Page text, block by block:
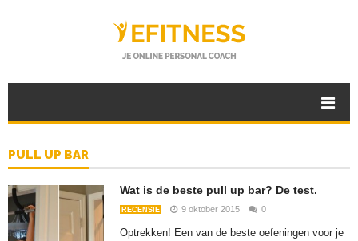
PULL UP BAR
Wat is de beste pull up bar? De test.
RECENSIE 9 oktober 2015 0
Optrekken! Een van de beste oefeningen voor je